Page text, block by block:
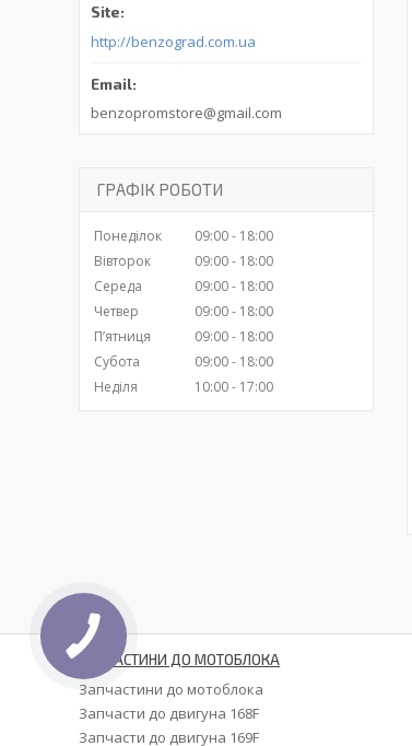
http://benzograd.com.ua
benzopromstore@gmail.com
ГРАФІК РОБОТИ
Понеділок 09:00
18:00
Вівторок
09:00
18:00
Середа
09:00
18:00
Четвер
09:00
18:00
Пʼятниця
09:00
18:00
Субота
09:00
18:00
Неділя
10:00 17:00
ЗАПЧАСТИНИ ДО МОТОБЛОКА
Запчастини до мотоблока
Запчасти до двигуна 168F
Запчасти до двигуна 169F